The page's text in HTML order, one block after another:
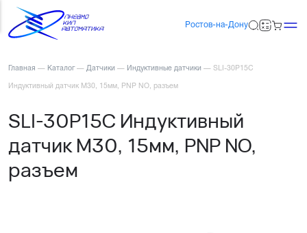
Ростов-на-Дону
Главная — Каталог — Датчики — Индуктивные датчики — SLI-30P15C
Индуктивный датчик М30, 15мм, PNP NO, разъем
SLI-30P15C Индуктивный
датчик М30, 15мм, PNP NO,
разъем